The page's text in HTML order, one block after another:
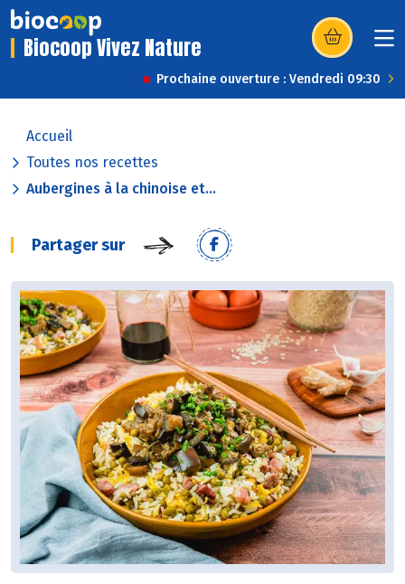
Biocoop Vivez Nature (s’ouvre dans
Prochaine ouverture : Vendredi 09:30
Accueil
Toutes nos recettes
Aubergines à la chinoise et...
Partager sur